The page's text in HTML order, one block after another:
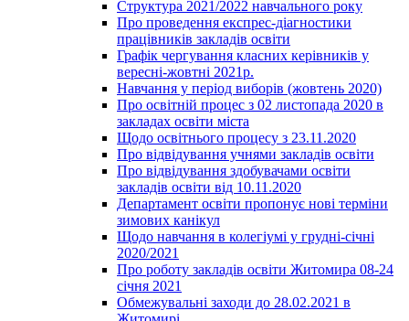
Структура 2021/2022 навчального року
Про проведення експрес-діагностики
працівників закладів освіти
Графік чергування класних керівників у
вересні-жовтні 2021р.
Навчання у період виборів (жовтень 2020)
Про освітній процес з 02 листопада 2020 в
закладах освіти міста
Щодо освітнього процесу з 23.11.2020
Про відвідування учнями закладів освіти
Про відвідування здобувачами освіти
закладів освіти від 10.11.2020
Департамент освіти пропонує нові терміни
зимових канікул
Щодо навчання в колегіумі у грудні-січні
2020/2021
Про роботу закладів освіти Житомира 08-24
січня 2021
Обмежувальні заходи до 28.02.2021 в